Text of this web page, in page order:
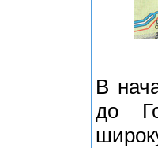
В
до